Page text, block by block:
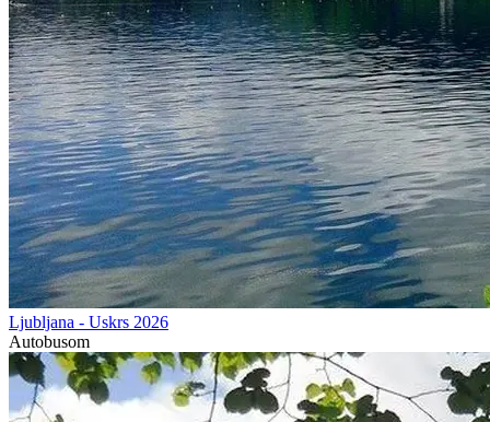
Ljubljana - Uskrs 2026
Autobusom